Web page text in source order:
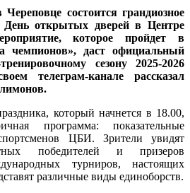
состоится грандиозное
День открытых дверей в Центре
которое пройдет в
чемпионов», даст официальный
сезону 2025-2026
телеграм-канале рассказал
который начнется в 18.00,
программа: показательные
ЦБИ. Зрители увидят
победителей и призеров
турниров, настоящих
различные виды единоборств.